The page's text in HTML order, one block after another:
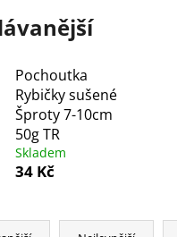
Pochoutka
Rybičky sušené
Šproty 7-10cm
50g TR
Skladem
34 Kč
4T HEPATIC DOG